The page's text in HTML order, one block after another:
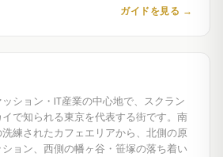
ガイドを見る →
ション・IT産業の中心地で、スクラン
で知られる東京を代表する街です。南
練されたカフェエリアから、北側の原
ョン、西側の幡ヶ谷・笹塚の落ち着い